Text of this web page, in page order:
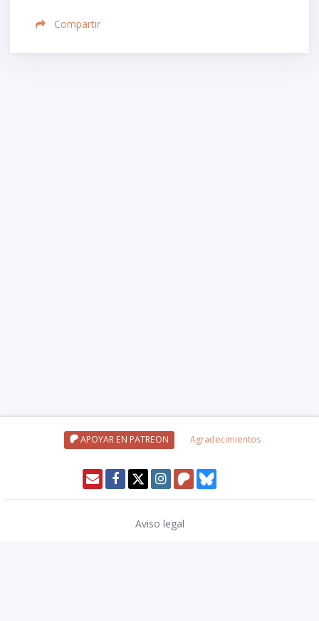
Compartir
APOYAR EN PATREON Agradecimientos
Aviso legal